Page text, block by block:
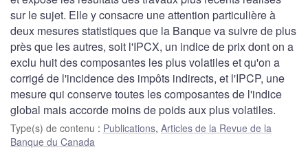
sur le sujet. Elle y consacre une attention particulière à
deux mesures statistiques que la Banque va suivre de plus
près que les autres, soit l'IPCX, un indice de prix dont on a
exclu huit des composantes les plus volatiles et qu'on a
corrigé de l'incidence des impôts indirects, et l'IPCP, une
mesure qui conserve toutes les composantes de l'indice
global mais accorde moins de poids aux plus volatiles.
Type(s) de contenu : Publications, Articles de la Revue de la
Banque du Canada